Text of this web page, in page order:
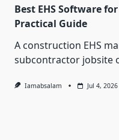
Best EHS Software
Practical Guide
A construction EHS
subcontractor jobsite
Iamabsalam Jul 4, 2026